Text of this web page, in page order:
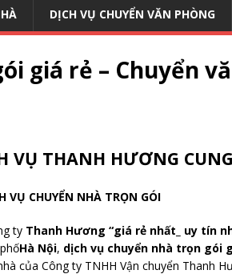
DỊCH VỤ CHUYỂN VĂN PHÒNG
giá rẻ – Chuyển
VỤ THANH HƯƠNG
VỤ CHUYỂN NHÀ TRỌN GÓI
ty Thanh Hương “giá rẻ nhất_ uy tín
Hà Nội, dịch vụ chuyển nhà trọn gói
của Công ty TNHH Vận chuyển Thanh